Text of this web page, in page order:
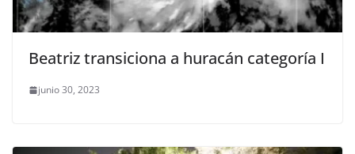
Beatriz transiciona a huracán categoría I
junio 30, 2023